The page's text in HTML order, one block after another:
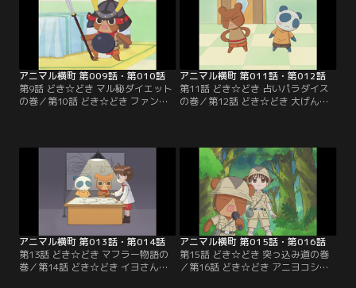
アニマル横町 第009話・第010話
第9話 どき☆どき マル秘ダイエット
の巻／第10話 どき☆どき ファンレ
アニマル横町 第011話・第012話
第11話 どき☆どき 占いパラダイス
の巻／第12話 どき☆どき 大げんか
アニマル横町 第013話・第014話
第13話 どき☆どき マフラー物語の
巻／第14話 どき☆どき イヨさん事
アニマル横町 第015話・第016話
第15話 どき☆どき 突っ込み道の巻
／第16話 どき☆どき アニヨコシリ